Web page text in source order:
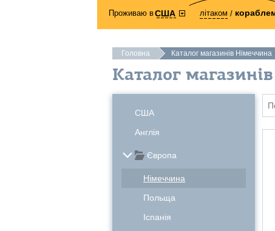
Проживаю вСША літаком
Головна Каталог магазинів Німеччина
Каталог
США
Англія
Європа
Німеччина
Польща
Іспанія